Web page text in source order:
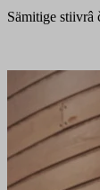
Sämitige stiivrâ